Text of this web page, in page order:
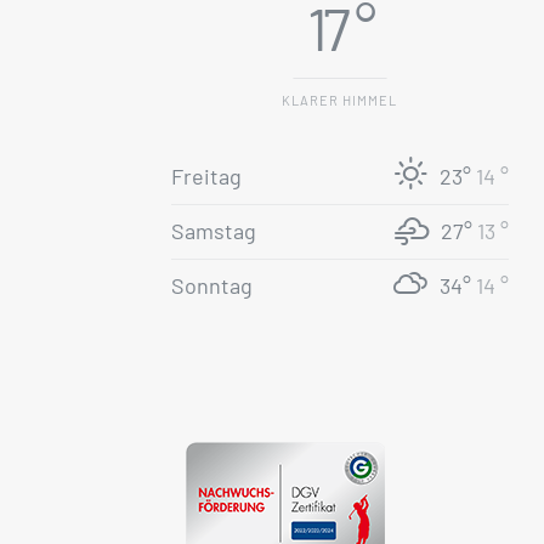
17 °
KLARER HIMMEL
Freitag 23° 14 °
Samstag 27° 13 °
Sonntag 34° 14 °